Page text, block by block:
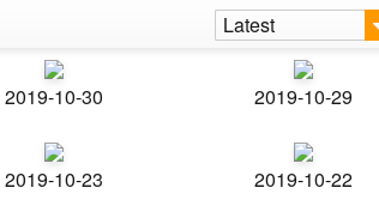
Latest
2019-10-30 2019-10-29
2019-10-23 2019-10-22